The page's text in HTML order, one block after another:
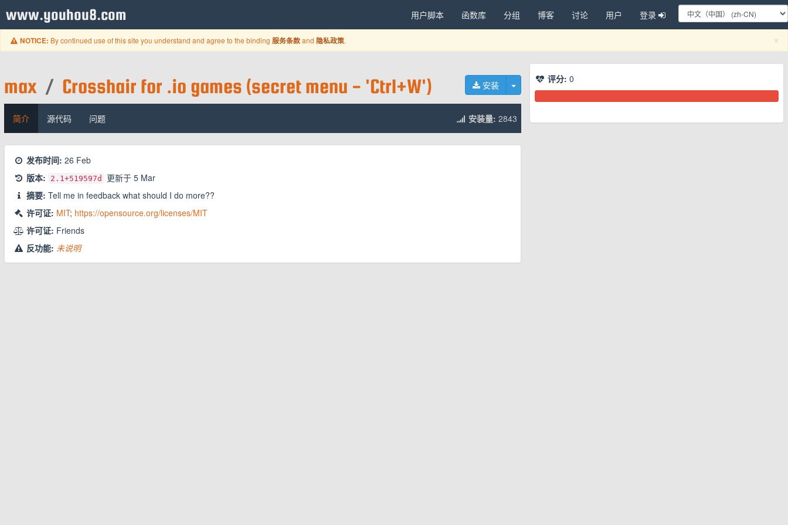
www.youhou8.com 用户脚本 函数库 分组 博客 讨论 用户 登录
×
NOTICE: By continued use of this site you understand and agree to the binding 服务条款and 隐私政策.
安装 切换下拉菜单
max / Crosshair for .io games (secret menu - 'Ctrl+W')
简介 源代码 问题 安装量: 2843
发布时间: 26 Feb
版本:
2.1+519597d 更新于 5 Mar
摘要: Tell me in feedback what should I do more??
许可证: MIT; https://opensource.org/licenses/MIT
许可证: Friends
反功能: 未说明
评分: 0